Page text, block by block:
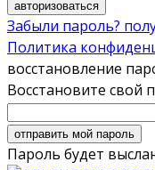
Забыли пароль?
Политика
восстановление
Восстановите свой
Пароль будет